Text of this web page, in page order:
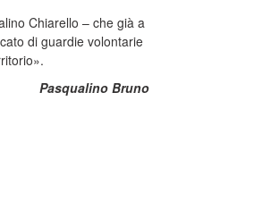
Chiarello – che già a
di guardie volontarie
Pasqualino Bruno